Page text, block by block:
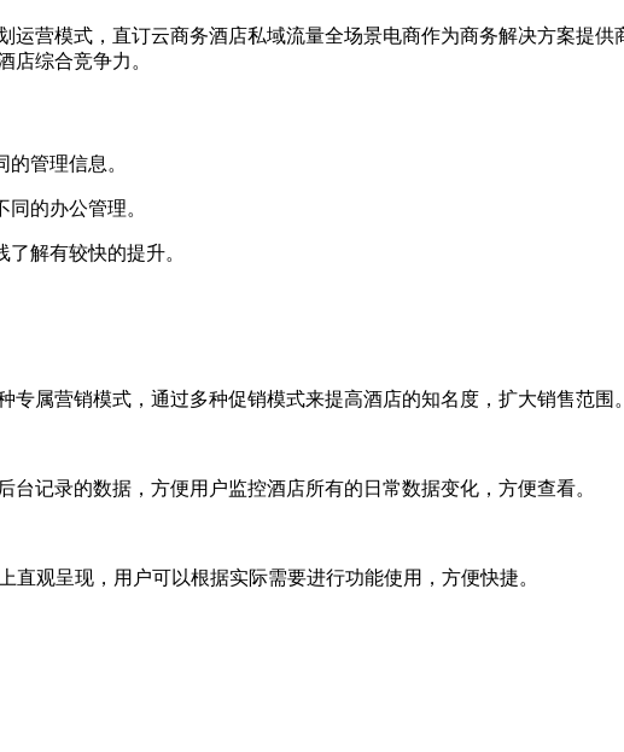
运营模式，直订云商务酒店私域流量全场景电商作为商务解决方案提
店综合竞争力。
管理信息。
的办公管理。
解有较快的提升。
属营销模式，通过多种促销模式来提高酒店的知名度，扩大销售范围。
记录的数据，方便用户监控酒店所有的日常数据变化，方便查看。
观呈现，用户可以根据实际需要进行功能使用，方便快捷。